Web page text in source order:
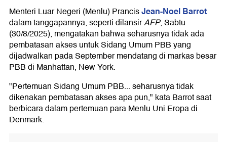
Menteri Luar Negeri (Menlu) PrancisJean-Noel Barrot
dalam tanggapannya, seperti dilansirAFP, Sabtu
(30/8/2025), mengatakan bahwa seharusnya tidak ada
pembatasan akses untuk Sidang Umum PBB yang
dijadwalkan pada September mendatang di markas besar
PBB di Manhattan, New York.
"Pertemuan Sidang Umum PBB... seharusnya tidak
dikenakan pembatasan akses apa pun," kata Barrot saat
berbicara dalam pertemuan para Menlu Uni Eropa di
Denmark.